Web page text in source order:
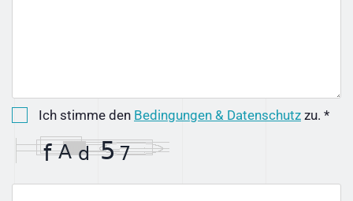
Ich stimme den Bedingungen & Datenschutz zu. *